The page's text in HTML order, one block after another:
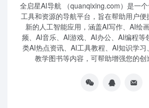
全启星AI导航 （quanqixing.com）是一
工具和资源的导航平台，旨在帮助用户
新的人工智能应用，涵盖AI写作、AI绘
频、AI音乐、AI游戏、AI办公、AI编程等
类AI热点资讯、AI工具教程、AI知识学习
教学图书等内容，可帮助增强您的创